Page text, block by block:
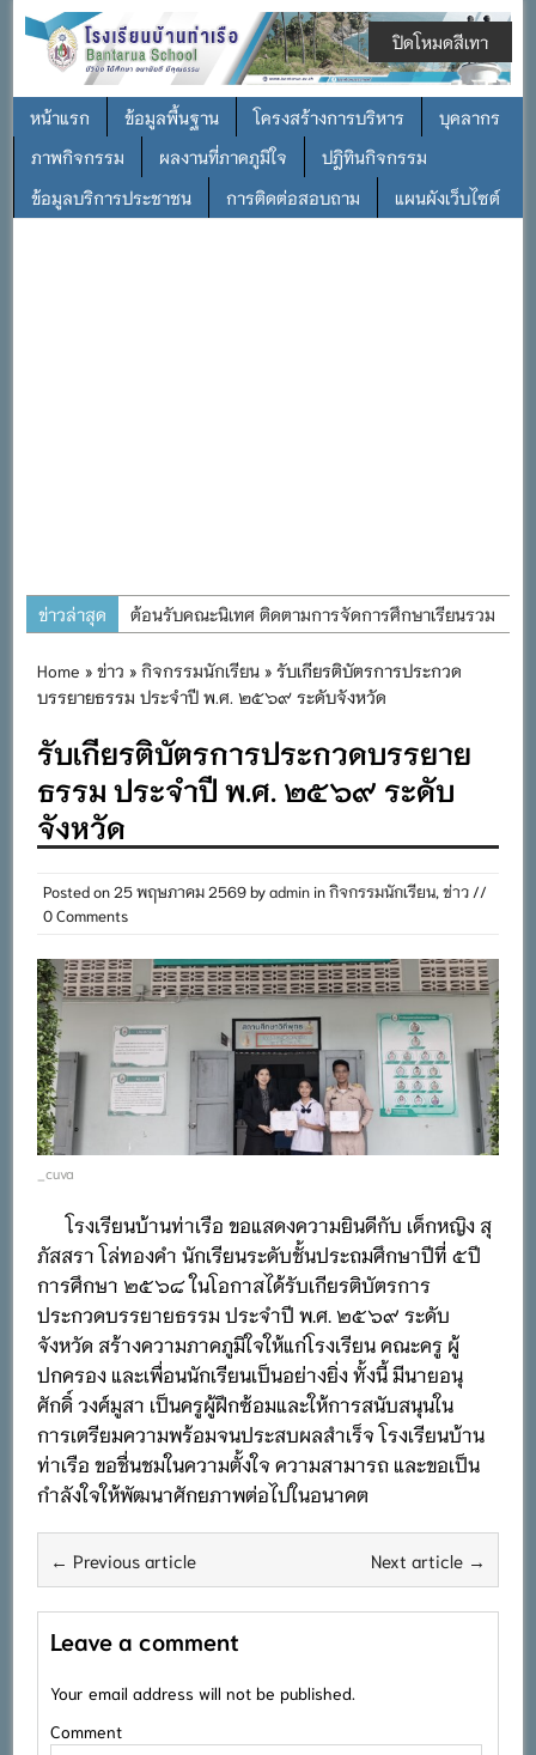
หน้าแรก ข้อมูลพื้นฐาน โครงสร้างการบริหาร
บุคลากร
ภาพกิจกรรม
ผลงานที่ภาคภูมิใจ
ปฎิทินกิจกรรม
ข้อมูลบริการประชาชน
การติดต่อสอบถาม แผนผังเว็บไซต์
ข่าวล่าสุด
ต้อนรับคณะนิเทศ ติดตามการจัดการศึกษาเรียนรวม
การอบรมการจัดทำแผนพัฒนาการจัดการศึกษาและ
สำนักงานเขตพื้นที่การศึกษาประถมศึกษาภูเก็ต
พิธีถวายเครื่องราชสักการะ วางพานพุ่ม และจุด
พระชนมพรรษา พระบาทสมเด็จพระเจ้าอยู่หัว ๒๘
กรกฎาคม ๒๕๖๙
เนื่องในวันอาสาฬหบูชาและวันเข้าพรรษา
กิจกรรม SAFETY FOR KIDS เสริมสร้างวินัยและ
ความปลอดภัยในการใช้รถใช้ถนน
Home »ข่าว »กิจกรรมนักเรียน » รับเกียรติบัตรการประกวด
บรรยายธรรม ประจำปี พ.ศ. ๒๕๖๙ ระดับจังหวัด
รับเกียรติบัตรการประกวดบรรยาย
ธรรม ประจำปี พ.ศ. ๒๕๖๙ ระดับ
จังหวัด
Posted on25 พฤษภาคม 2569byadmininกิจกรรมนักเรียน,ข่าว //
0 Comments
_cuva
โรงเรียนบ้านท่าเรือ ขอแสดงความยินดีกับ เด็กหญิง สุ
ภัสสรา โล่ทองคำ นักเรียนระดับชั้นประถมศึกษาปีที่ ๕ปี
การศึกษา ๒๕๖๘ ในโอกาสได้รับเกียรติบัตรการ
ประกวดบรรยายธรรม ประจำปี พ.ศ. ๒๕๖๙ ระดับ
จังหวัด สร้างความภาคภูมิใจให้แก่โรงเรียน คณะครู ผู้
ปกครอง และเพื่อนนักเรียนเป็นอย่างยิ่ง ทั้งนี้ มีนายอนุ
ศักดิ์ วงศ์มูสา เป็นครูผู้ฝึกซ้อมและให้การสนับสนุนใน
การเตรียมความพร้อมจนประสบผลสำเร็จ โรงเรียนบ้าน
ท่าเรือ ขอชื่นชมในความตั้งใจ ความสามารถ และขอเป็น
กำลังใจให้พัฒนาศักยภาพต่อไปในอนาคต
← Previous article Next article →
Leave a comment
Your email address will not be published.
Comment
ปิดโหมดสีเทา